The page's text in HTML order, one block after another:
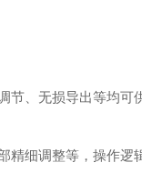
节、无损导出等均可
精细调整等，操作逻